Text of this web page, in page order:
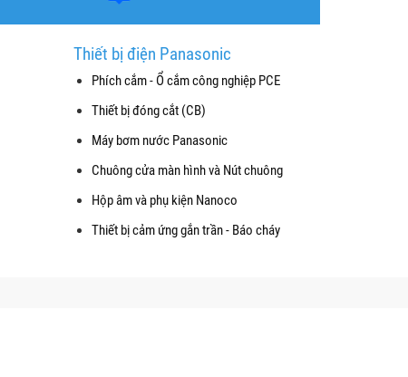
Thiết bị điện Panasonic
Phích cắm - Ổ cắm công nghiệp PCE
Thiết bị đóng cắt (CB)
Máy bơm nước Panasonic
Chuông cửa màn hình và Nút chuông
Hộp âm và phụ kiện Nanoco
Thiết bị cảm ứng gắn trần - Báo cháy